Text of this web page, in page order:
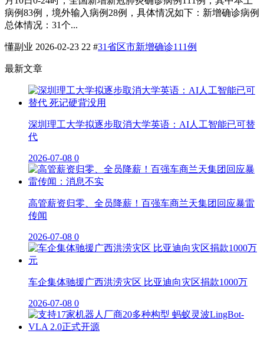
病例83例，境外输入病例28例，具体情况如下：新增确诊病例
总体情况：31个...
懂副业 2026-02-23 22 #31省区市新增确诊111例
最新文章
深圳理工大学拟逐步取消大学英语：AI人工智能已可替
代
2026-07-08 0
高管薪资归零、全员降薪！百强车商兰天集团回应暴雷
传闻
2026-07-08 0
车企集体驰援广西洪涝灾区 比亚迪向灾区捐款1000万
2026-07-08 0